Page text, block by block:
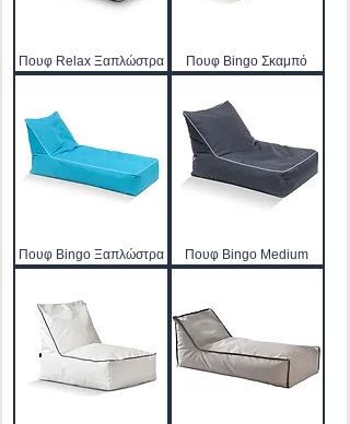
Πουφ Relax Ξαπλώστρα Πουφ Bingo Σκαμπό
Πουφ Bingo Ξαπλώστρα Πουφ Bingo Medium